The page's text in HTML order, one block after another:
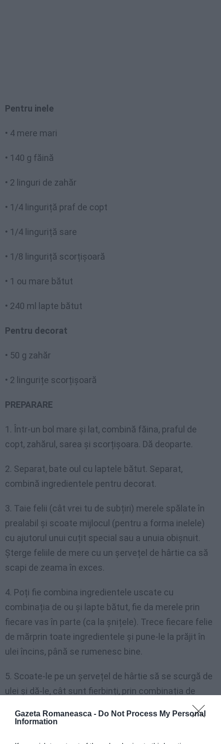
Gazeta Romaneasca - Do Not Process My Personal
Information
Pentru inele
• 4 mere mari
• 140 g făină
• 2 linguri de zahăr
• 1/4 linguriță praf de copt
• 1/4 linguriță sare
• 1/8 linguriță scorțișoară
• 1 ou mare bătut
• 240 ml lapte bătut
Pentru decorat
• 50 g zahăr
• 2 lingurițe scorțișoară
PREPARARE
1. Într-un bol mare și lat, combină făina, praful de
copt, zahărul, sarea și scorțișoara. Dă deoparte.
2. Separat, bate oul cu laptele bătut. Separat,
combină ingredientele pentru decorat.
3. Taie felii (cât vrei tu de subțiri) merele spălate în
prealabil și scoate mijlocul (pentru a forma inelele)
cu ajutorul unui cuțit special sau a unuia obișnuit.
Șterge feliile de mere cu un șervețel de hârtie ca să
scapi de zeama în exces.
4. Poți fie combina ingredientele uscate cu
combinația de ou și lapte bătut, fie da merele prin
fiecare vas în parte (ca la șnițele). Trece fiecare felie
de mărprin toate ingredientele și pune-le la prăjit în
ulei încins, până se rumenesc bine.
5. Scoate-le pe un șervețel de hârtie să se scurgă de
ulei și dă-le, cât sunt fierbinți, prin combinația de